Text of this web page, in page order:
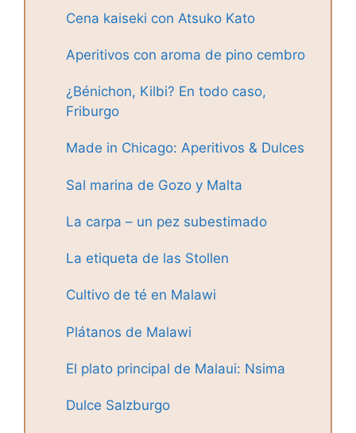
Cena kaiseki con Atsuko Kato
Aperitivos con aroma de pino cembro
¿Bénichon, Kilbi? En todo caso,
Friburgo
Made in Chicago: Aperitivos & Dulces
Sal marina de Gozo y Malta
La carpa – un pez subestimado
La etiqueta de las Stollen
Cultivo de té en Malawi
Plátanos de Malawi
El plato principal de Malaui: Nsima
Dulce Salzburgo